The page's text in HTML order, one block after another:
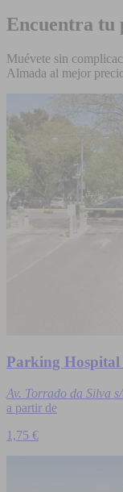
Encuentra tu
Muévete sin
Almada al mejor
Parking
Av. Torrado da Silva
a partir de
1,75 €